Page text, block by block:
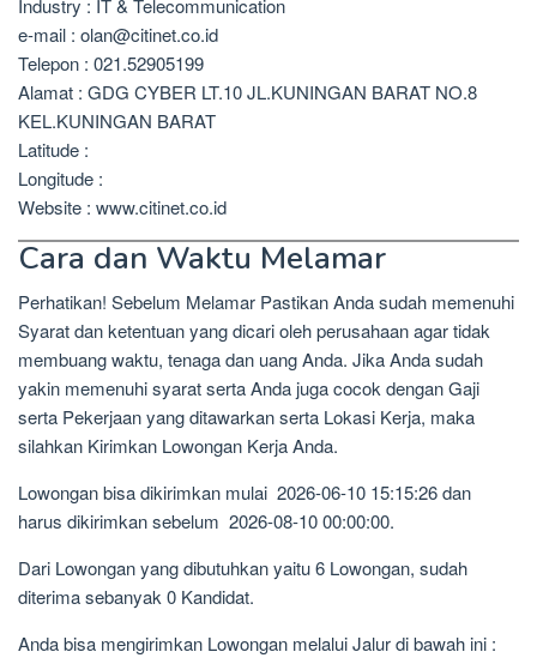
Industry : IT & Telecommunication
e-mail : olan@citinet.co.id
Telepon : 021.52905199
Alamat : GDG CYBER LT.10 JL.KUNINGAN BARAT NO.8
KEL.KUNINGAN BARAT
Latitude :
Longitude :
Website : www.citinet.co.id
Cara dan Waktu Melamar
Perhatikan! Sebelum Melamar Pastikan Anda sudah memenuhi
Syarat dan ketentuan yang dicari oleh perusahaan agar tidak
membuang waktu, tenaga dan uang Anda. Jika Anda sudah
yakin memenuhi syarat serta Anda juga cocok dengan Gaji
serta Pekerjaan yang ditawarkan serta Lokasi Kerja, maka
silahkan Kirimkan Lowongan Kerja Anda.
Lowongan bisa dikirimkan mulai 2026-06-10 15:15:26 dan
harus dikirimkan sebelum 2026-08-10 00:00:00.
Dari Lowongan yang dibutuhkan yaitu 6 Lowongan, sudah
diterima sebanyak 0 Kandidat.
Anda bisa mengirimkan Lowongan melalui Jalur di bawah ini :